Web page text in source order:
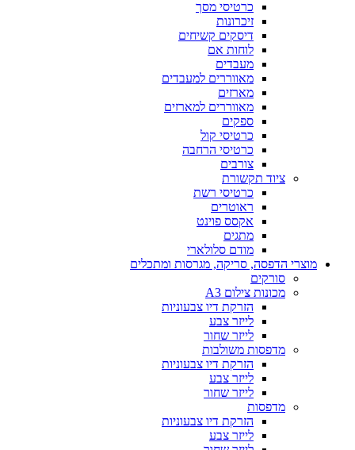
כרטיסי מסך
זיכרונות
דיסקים קשיחים
לוחות אם
מעבדים
מאווררים למעבדים
מארזים
מאווררים למארזים
ספקים
כרטיסי קול
כרטיסי הרחבה
צורבים
ציוד תקשורת
כרטיסי רשת
ראוטרים
אקסס פוינט
מתגים
מודם סלולארי
מוצרי הדפסה, סריקה, מגרסות ומתכלים
סורקים
מכונות צילום A3
הזרקת דיו צבעוניות
לייזר צבע
לייזר שחור
מדפסות משולבות
הזרקת דיו צבעוניות
לייזר צבע
לייזר שחור
מדפסות
הזרקת דיו צבעוניות
לייזר צבע